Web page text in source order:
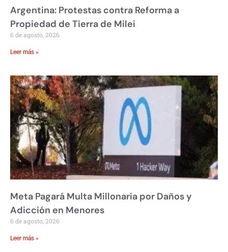
Argentina: Protestas contra Reforma a
Propiedad de Tierra de Milei
6 de agosto, 2026
Leer más »
Meta Pagará Multa Millonaria por Daños y
Adicción en Menores
6 de agosto, 2026
Leer más »